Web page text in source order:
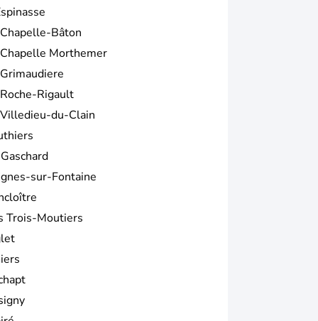
Bâton
Morthemer
Rigault
du-Clain
sur-Fontaine
Trois-Moutiers